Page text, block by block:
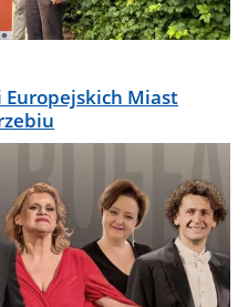
Europejskich Miast